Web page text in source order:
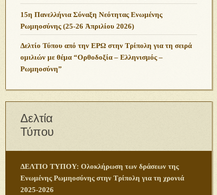
15η Πανελλήνια Σύναξη Νεότητας Ενωμένης
Ρωμηοσύνης (25-26 Ἀπριλίου 2026)
Δελτίο Τύπου από την ΕΡΩ στην Τρίπολη για τη σειρά
ομιλιών με θέμα “Ορθοδοξία – Ελληνισμός –
Ρωμηοσύνη”
Δελτία
Τύπου
ΔΕΛΤΙΟ ΤΥΠΟΥ: Ολοκλήρωση των δράσεων της
Ενωμένης Ρωμηοσύνης στην Τρίπολη για τη χρονιά
2025-2026